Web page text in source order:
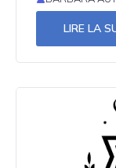
LIRE LA